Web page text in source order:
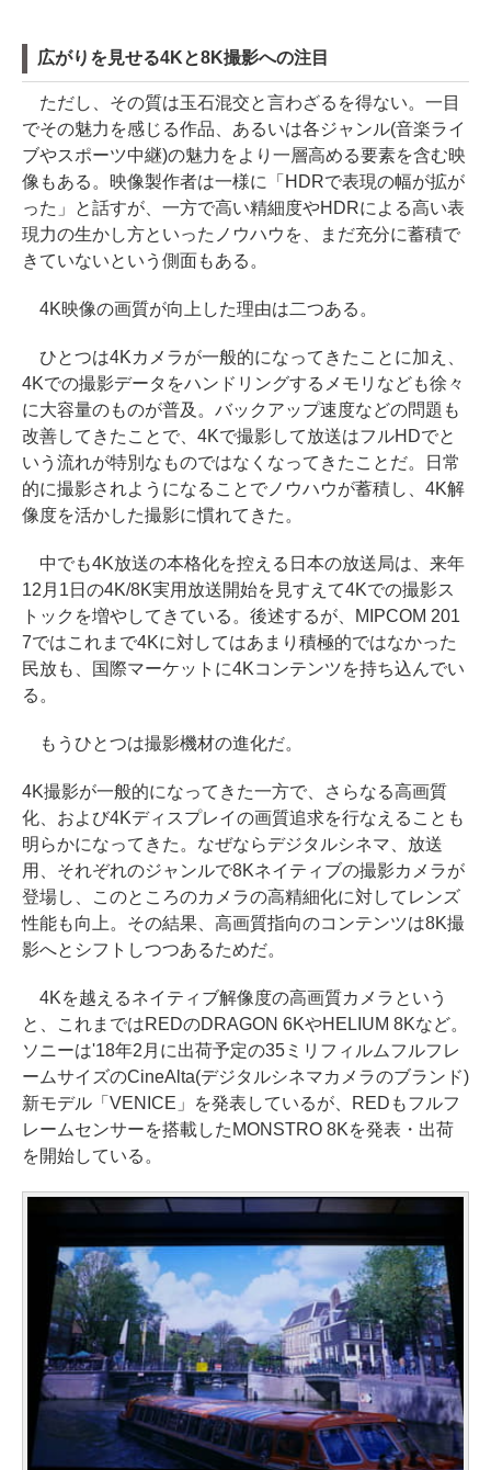
広がりを見せる4Kと8K撮影への注目
ただし、その質は玉石混交と言わざるを得ない。一目
でその魅力を感じる作品、あるいは各ジャンル(音楽ライ
ブやスポーツ中継)の魅力をより一層高める要素を含む映
像もある。映像製作者は一様に「HDRで表現の幅が拡が
った」と話すが、一方で高い精細度やHDRによる高い表
現力の生かし方といったノウハウを、まだ充分に蓄積で
きていないという側面もある。
4K映像の画質が向上した理由は二つある。
ひとつは4Kカメラが一般的になってきたことに加え、
4Kでの撮影データをハンドリングするメモリなども徐々
に大容量のものが普及。バックアップ速度などの問題も
改善してきたことで、4Kで撮影して放送はフルHDでと
いう流れが特別なものではなくなってきたことだ。日常
的に撮影されようになることでノウハウが蓄積し、4K解
像度を活かした撮影に慣れてきた。
中でも4K放送の本格化を控える日本の放送局は、来年
12月1日の4K/8K実用放送開始を見すえて4Kでの撮影ス
トックを増やしてきている。後述するが、MIPCOM 201
7ではこれまで4Kに対してはあまり積極的ではなかった
民放も、国際マーケットに4Kコンテンツを持ち込んでい
る。
もうひとつは撮影機材の進化だ。
4K撮影が一般的になってきた一方で、さらなる高画質
化、および4Kディスプレイの画質追求を行なえることも
明らかになってきた。なぜならデジタルシネマ、放送
用、それぞれのジャンルで8Kネイティブの撮影カメラが
登場し、このところのカメラの高精細化に対してレンズ
性能も向上。その結果、高画質指向のコンテンツは8K撮
影へとシフトしつつあるためだ。
4Kを越えるネイティブ解像度の高画質カメラという
と、これまではREDのDRAGON 6KやHELIUM 8Kなど。
ソニーは'18年2月に出荷予定の35ミリフィルムフルフレ
ームサイズのCineAlta(デジタルシネマカメラのブランド)
新モデル「VENICE」を発表しているが、REDもフルフ
レームセンサーを搭載したMONSTRO 8Kを発表・出荷
を開始している。